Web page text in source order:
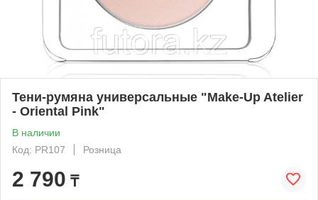
Тени-румяна универсальные "Make-Up Atelier
- Oriental Pink"
В наличии
Код: PR107
Розница
2 790 ₸